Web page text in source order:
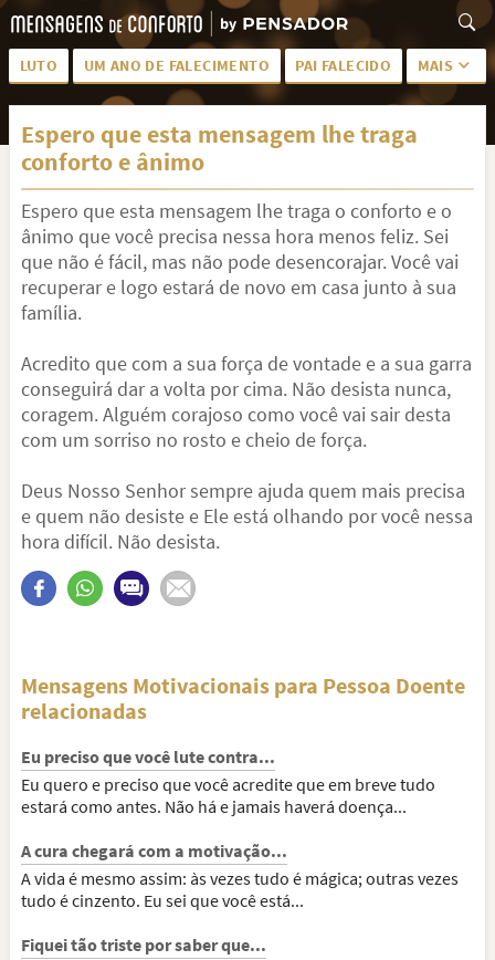
LUTO UM ANO DE FALECIMENTO PAI FALECIDO MAIS
LUTO PARA AMIGA PALAVRAS
SAUDADES DA MÃE PÊSAMES
PÊSAMES PARA AMIGA DESCANSE EM PAZ
MEUS SENTIMENTOS PÊSAMES PARA AMIGO
FRASES DE LUTO PARA AMIGO FIM DE NAMORO
Espero que esta mensagem lhe traga
conforto e ânimo
Espero que esta mensagem lhe traga o conforto e o
ânimo que você precisa nessa hora menos feliz. Sei
que não é fácil, mas não pode desencorajar. Você vai
recuperar e logo estará de novo em casa junto à sua
família.
Acredito que com a sua força de vontade e a sua garra
conseguirá dar a volta por cima. Não desista nunca,
coragem. Alguém corajoso como você vai sair desta
com um sorriso no rosto e cheio de força.
Deus Nosso Senhor sempre ajuda quem mais precisa
e quem não desiste e Ele está olhando por você nessa
hora difícil. Não desista.
Mensagens Motivacionais para Pessoa Doente
relacionadas
Eu preciso que você lute contra...
Eu quero e preciso que você acredite que em breve tudo
estará como antes. Não há e jamais haverá doença...
A cura chegará com a motivação...
A vida é mesmo assim: às vezes tudo é mágica; outras vezes
tudo é cinzento. Eu sei que você está...
Fiquei tão triste por saber que...